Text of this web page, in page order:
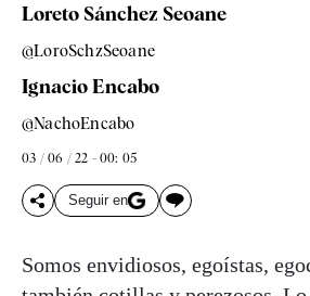
Loreto Sánchez Seoane
@LoroSchzSeoane
Ignacio Encabo
@NachoEncabo
03 / 06 / 22 - 00: 05
Seguir en
Somos envidiosos, egoístas,